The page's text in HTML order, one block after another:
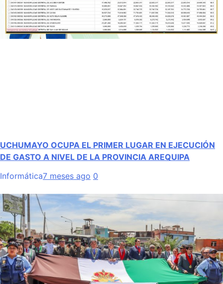
UCHUMAYO OCUPA EL PRIMER LUGAR EN EJECUCIÓN
DE GASTO A NIVEL DE LA PROVINCIA AREQUIPA
Informática7 meses ago 0